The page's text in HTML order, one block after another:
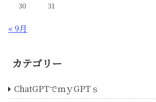
30
31
« 9月
カテゴリー
ChatGPTでｍｙGPTｓ